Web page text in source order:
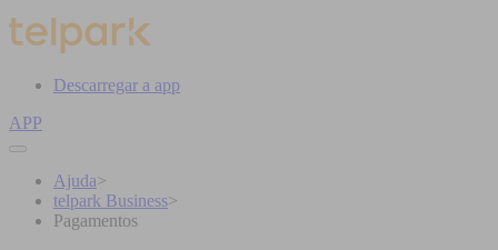
Descarregar a app
APP
Ajuda>
telpark Business>
Pagamentos